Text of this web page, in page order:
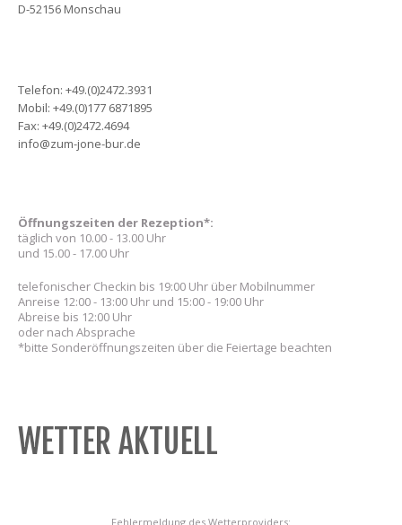
D-52156 Monschau
Telefon: +49.(0)2472.3931
Mobil: +49.(0)177 6871895
Fax: +49.(0)2472.4694
info@zum-jone-bur.de
Öffnungszeiten der Rezeption*:
täglich von 10.00 - 13.00 Uhr
und 15.00 - 17.00 Uhr
telefonischer Checkin bis 19:00 Uhr über Mobilnummer
Anreise 12:00 - 13:00 Uhr und 15:00 - 19:00 Uhr
Abreise bis 12:00 Uhr
oder nach Absprache
*bitte Sonderöffnungszeiten über die Feiertage beachten
WETTER AKTUELL
Fehlermeldung des Wetterproviders: